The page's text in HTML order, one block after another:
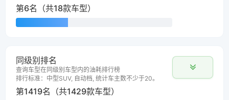
第6名（共18款车型）
同级别排名
查询车型在同级别车型内的油耗排行榜
排行标准：中型SUV, 自动档, 统计车主数不少于20。
第1419名（共1429款车型）